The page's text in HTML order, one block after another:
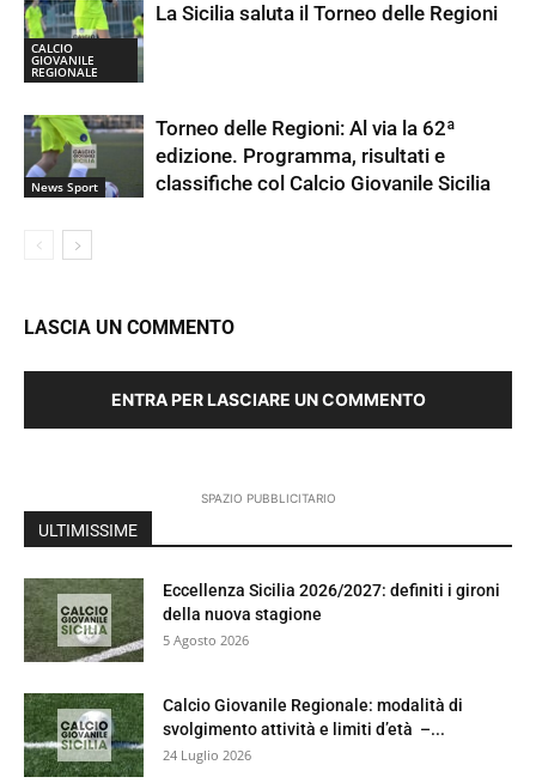
CALCIO
GIOVANILE
REGIONALE
La Sicilia saluta il Torneo delle Regioni
News Sport
Torneo delle Regioni: Al via la 62ª
edizione. Programma, risultati e
classifiche col Calcio Giovanile Sicilia
LASCIA UN COMMENTO
ENTRA PER LASCIARE UN COMMENTO
SPAZIO PUBBLICITARIO
ULTIMISSIME
Eccellenza Sicilia 2026/2027: definiti i gironi
della nuova stagione
5 Agosto 2026
Calcio Giovanile Regionale: modalità di
svolgimento attività e limiti d’età –...
24 Luglio 2026